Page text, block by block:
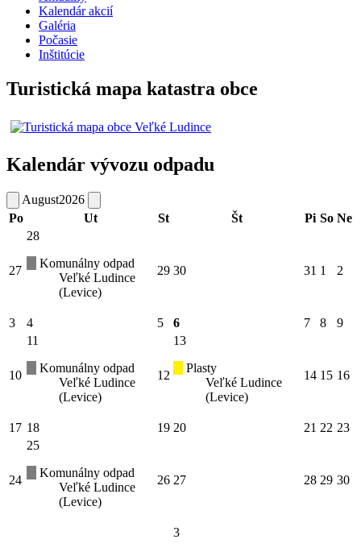
Kalendár akcií
Galéria
Počasie
Inštitúcie
Turistická mapa katastra obce
Kalendár vývozu odpadu
August2026
Po
Ut St Št Pi So Ne
27
28
Komunálny odpad
Veľké Ludince
(Levice)
29 30 31 1 2
3 4 5 6 7 8 9
10
11
Komunálny odpad
Veľké Ludince
(Levice)
12
13
Plasty
Veľké Ludince
(Levice)
14 15 16
17 18 19 20 21 22 23
24
25
Komunálny odpad
Veľké Ludince
(Levice)
26 27 28 29 30
3